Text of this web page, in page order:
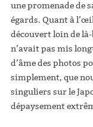
une promenade de
égards. Quant à
découvert loin de
n’avait pas mis
d’âme des photos
simplement, que
singuliers sur le
dépaysement